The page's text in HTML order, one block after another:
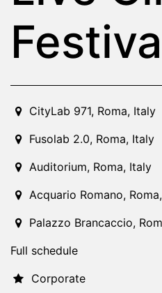
2021-08-01T10:00:00.000Z|
CityLab 971, Roma, Italy
Fusolab 2.0, Roma, Italy
Auditorium, Roma, Italy
Acquario Romano, Roma,
Palazzo Brancaccio,
Full schedule
Corporate